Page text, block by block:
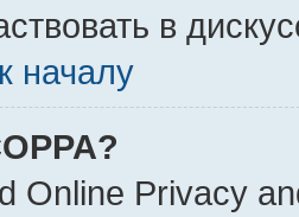
в
началу
Online Privacy